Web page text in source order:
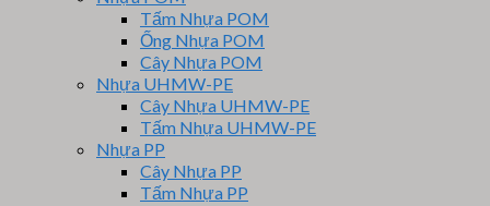
Tấm Nhựa POM
Ống Nhựa POM
Cây Nhựa POM
Nhựa UHMW-PE
Cây Nhựa UHMW-PE
Tấm Nhựa UHMW-PE
Nhựa PP
Cây Nhựa PP
Tấm Nhựa PP